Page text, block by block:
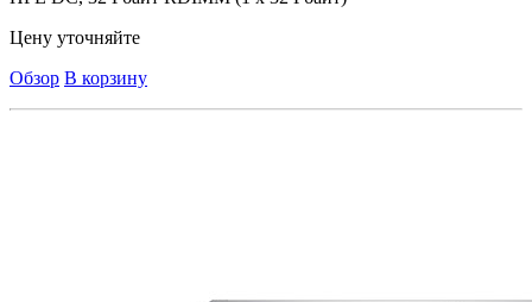
Цену уточняйте
Обзор В корзину